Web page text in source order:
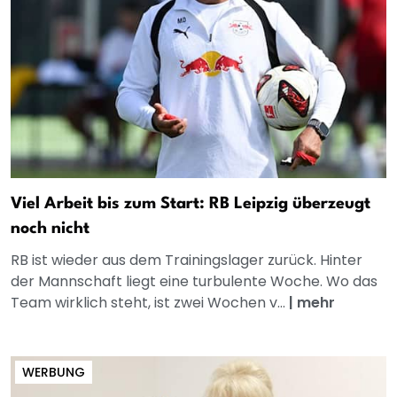
Viel Arbeit bis zum Start: RB Leipzig überzeugt
noch nicht
RB ist wieder aus dem Trainingslager zurück. Hinter
der Mannschaft liegt eine turbulente Woche. Wo das
Team wirklich steht, ist zwei Wochen v... | mehr
WERBUNG